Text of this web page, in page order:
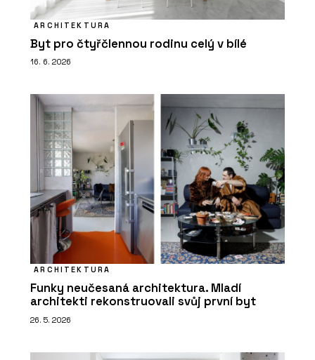
ARCHITEKTURA
Byt pro čtyřčlennou rodinu celý v bílé
16. 6. 2026
ARCHITEKTURA
Funky neučesaná architektura. Mladí
architekti rekonstruovali svůj první byt
26. 5. 2026